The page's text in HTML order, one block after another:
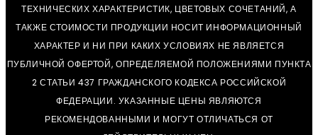
ТЕХНИЧЕСКИХ ХАРАКТЕРИСТИК, ЦВЕТОВЫХ СОЧЕТАНИЙ, А
ТАКЖЕ СТОИМОСТИ ПРОДУКЦИИ НОСИТ ИНФОРМАЦИОННЫЙ
ХАРАКТЕР И НИ ПРИ КАКИХ УСЛОВИЯХ НЕ ЯВЛЯЕТСЯ
ПУБЛИЧНОЙ ОФЕРТОЙ, ОПРЕДЕЛЯЕМОЙ ПОЛОЖЕНИЯМИ ПУНКТА
2 СТАТЬИ 437 ГРАЖДАНСКОГО КОДЕКСА РОССИЙСКОЙ
ФЕДЕРАЦИИ. УКАЗАННЫЕ ЦЕНЫ ЯВЛЯЮТСЯ
РЕКОМЕНДОВАННЫМИ И МОГУТ ОТЛИЧАТЬСЯ ОТ